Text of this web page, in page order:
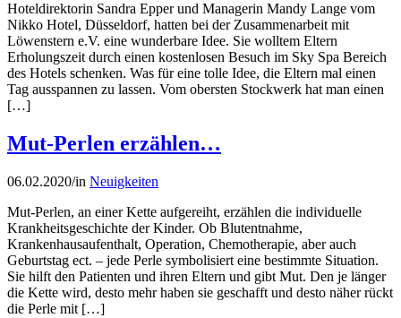
Hoteldirektorin Sandra Epper und Managerin Mandy Lange vom
Nikko Hotel, Düsseldorf, hatten bei der Zusammenarbeit mit
Löwenstern e.V. eine wunderbare Idee. Sie wolltem Eltern
Erholungszeit durch einen kostenlosen Besuch im Sky Spa Bereich
des Hotels schenken. Was für eine tolle Idee, die Eltern mal einen
Tag ausspannen zu lassen. Vom obersten Stockwerk hat man einen
[…]
Mut-Perlen erzählen…
06.02.2020/in Neuigkeiten
Mut-Perlen, an einer Kette aufgereiht, erzählen die individuelle
Krankheitsgeschichte der Kinder. Ob Blutentnahme,
Krankenhausaufenthalt, Operation, Chemotherapie, aber auch
Geburtstag ect. – jede Perle symbolisiert eine bestimmte Situation.
Sie hilft den Patienten und ihren Eltern und gibt Mut. Den je länger
die Kette wird, desto mehr haben sie geschafft und desto näher rückt
die Perle mit […]